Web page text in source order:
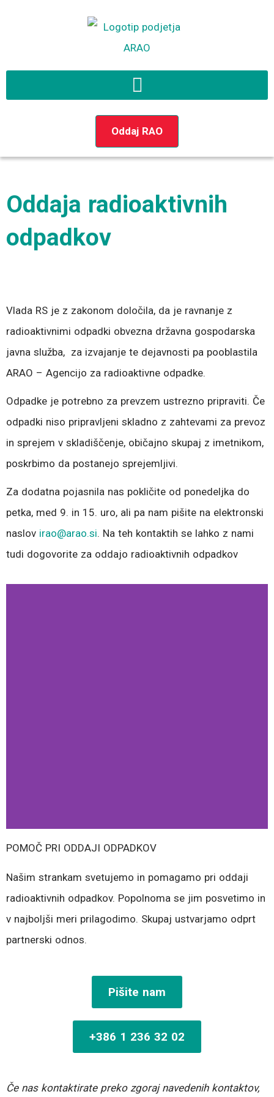
Oddaj RAO
Oddaja radioaktivnih
odpadkov
Vlada RS je z zakonom določila, da je ravnanje z
radioaktivnimi odpadki obvezna državna gospodarska
javna služba, za izvajanje te dejavnosti pa pooblastila
ARAO – Agencijo za radioaktivne odpadke.
Odpadke je potrebno za prevzem ustrezno pripraviti. Če
odpadki niso pripravljeni skladno z zahtevami za prevoz
in sprejem v skladiščenje, običajno skupaj z imetnikom,
poskrbimo da postanejo sprejemljivi.
Za dodatna pojasnila nas pokličite od ponedeljka do
petka, med 9. in 15. uro, ali pa nam pišite na elektronski
naslov irao@arao.si. Na teh kontaktih se lahko z nami
tudi dogovorite za oddajo radioaktivnih odpadkov
POMOČ PRI ODDAJI ODPADKOV
Našim strankam svetujemo in pomagamo pri oddaji
radioaktivnih odpadkov. Popolnoma se jim posvetimo in
v najboljši meri prilagodimo. Skupaj ustvarjamo odprt
partnerski odnos.
Pišite nam
+386 1 236 32 02
Če nas kontaktirate preko zgoraj navedenih kontaktov,